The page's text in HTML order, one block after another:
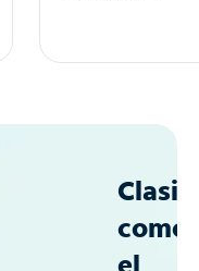
como
el